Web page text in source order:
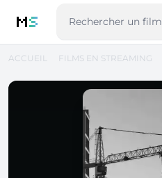
MS
ACCUEIL FILMS EN STREAMING